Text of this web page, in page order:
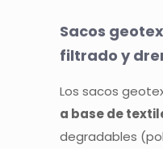
Sacos
filtrado y
Los sacos
a base de
degradables